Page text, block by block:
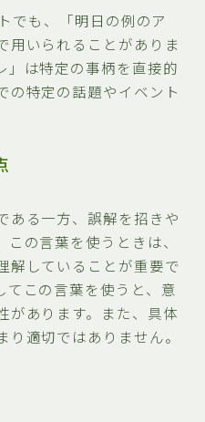
でも、「明日の例のア
用いられることがありま
」は特定の事柄を直接的
の特定の話題やイベント
ある一方、誤解を招きや
の言葉を使うときは、
解していることが重要で
てこの言葉を使うと、意
があります。また、具体
適切ではありません。